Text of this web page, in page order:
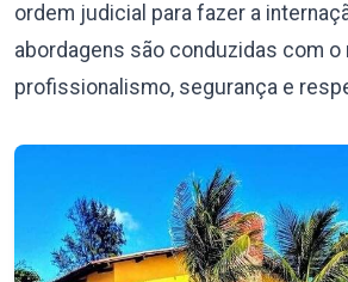
ordem judicial para fazer a
abordagens são conduzidas com o
profissionalismo, segurança e